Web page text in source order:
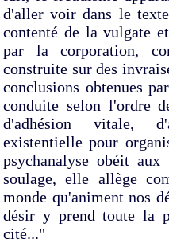
d'aller voir dans le
contenté de la vulgate
par la corporation,
construite sur des
conclusions obtenues
conduite selon l'ordre
d'adhésion vitale,
existentielle pour
psychanalyse obéit
soulage, elle allège
monde qu'animent nos
désir y prend toute la
cité..."